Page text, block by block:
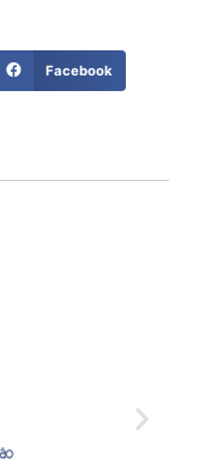
Facebook